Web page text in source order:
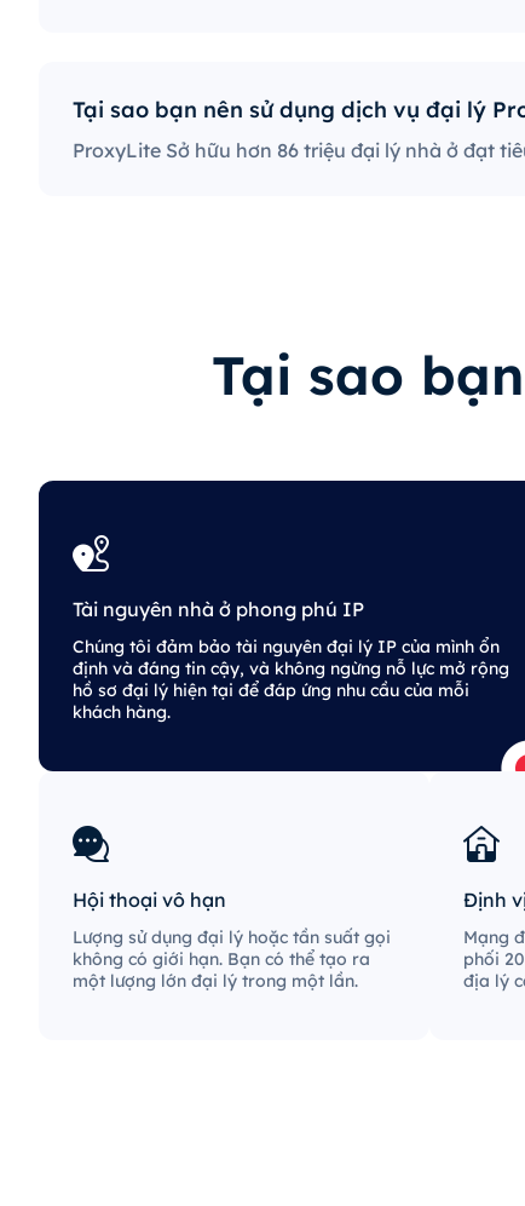
Tại sao
Tài nguyên nhà ở phong phú IP
Chúng tôi đảm bảo tài nguyên đại lý IP của mình ổn
định và đáng tin cậy, và không ngừng nỗ lực mở rộng
hồ sơ đại lý hiện tại để đáp ứng nhu cầu của mỗi
khách hàng.
Hội thoại vô hạn
Lượng sử dụng đại lý hoặc tần suất gọi
không có giới hạn. Bạn có thể tạo ra
một lượng lớn đại lý trong một lần.
Định
Mạng
phối
địa lý